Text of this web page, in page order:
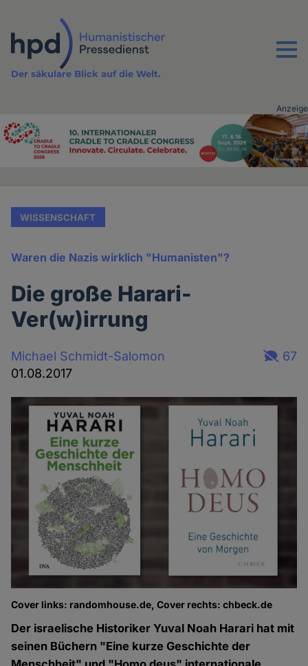
Inhalt
Menu
Der säkulare Blick auf die Welt.
Advertising
Anzeige
WISSENSCHAFT
Waren die Nazis wirklich "Humanisten"?
Die große Harari-
Ver(w)irrung
Michael Schmidt-Salomon
01.08.2017
67
Cover links: randomhouse.de, Cover rechts: chbeck.de
Der israelische Historiker Yuval Noah Harari hat mit
seinen Büchern "Eine kurze Geschichte der